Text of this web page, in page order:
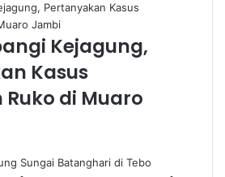
Kejagung,
Kasus
di Muaro